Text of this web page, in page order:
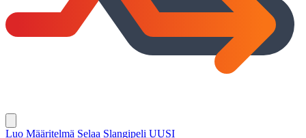
Luo Määritelmä Selaa Slangipeli UUSI